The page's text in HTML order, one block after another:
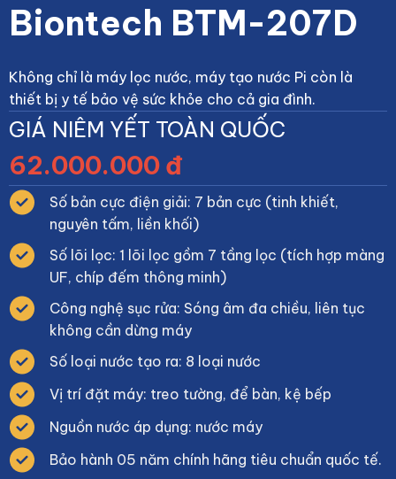
Biontech BTM-207D
Không chỉ là máy lọc nước, máy tạo nước Pi còn là
thiết bị y tế bảo vệ sức khỏe cho cả gia đình.
GIÁ NIÊM YẾT TOÀN QUỐC
62.000.000 đ
Số bản cực điện giải: 7 bản cực (tinh khiết,
nguyên tấm, liền khối)
Số lõi lọc: 1 lõi lọc gồm 7 tầng lọc (tích hợp màng
UF, chíp đếm thông minh)
Công nghệ sục rửa: Sóng âm đa chiều, liên tục
không cần dừng máy
Số loại nước tạo ra: 8 loại nước
Vị trí đặt máy: treo tường, để bàn, kệ bếp
Nguồn nước áp dụng: nước máy
Bảo hành 05 năm chính hãng tiêu chuẩn quốc tế.